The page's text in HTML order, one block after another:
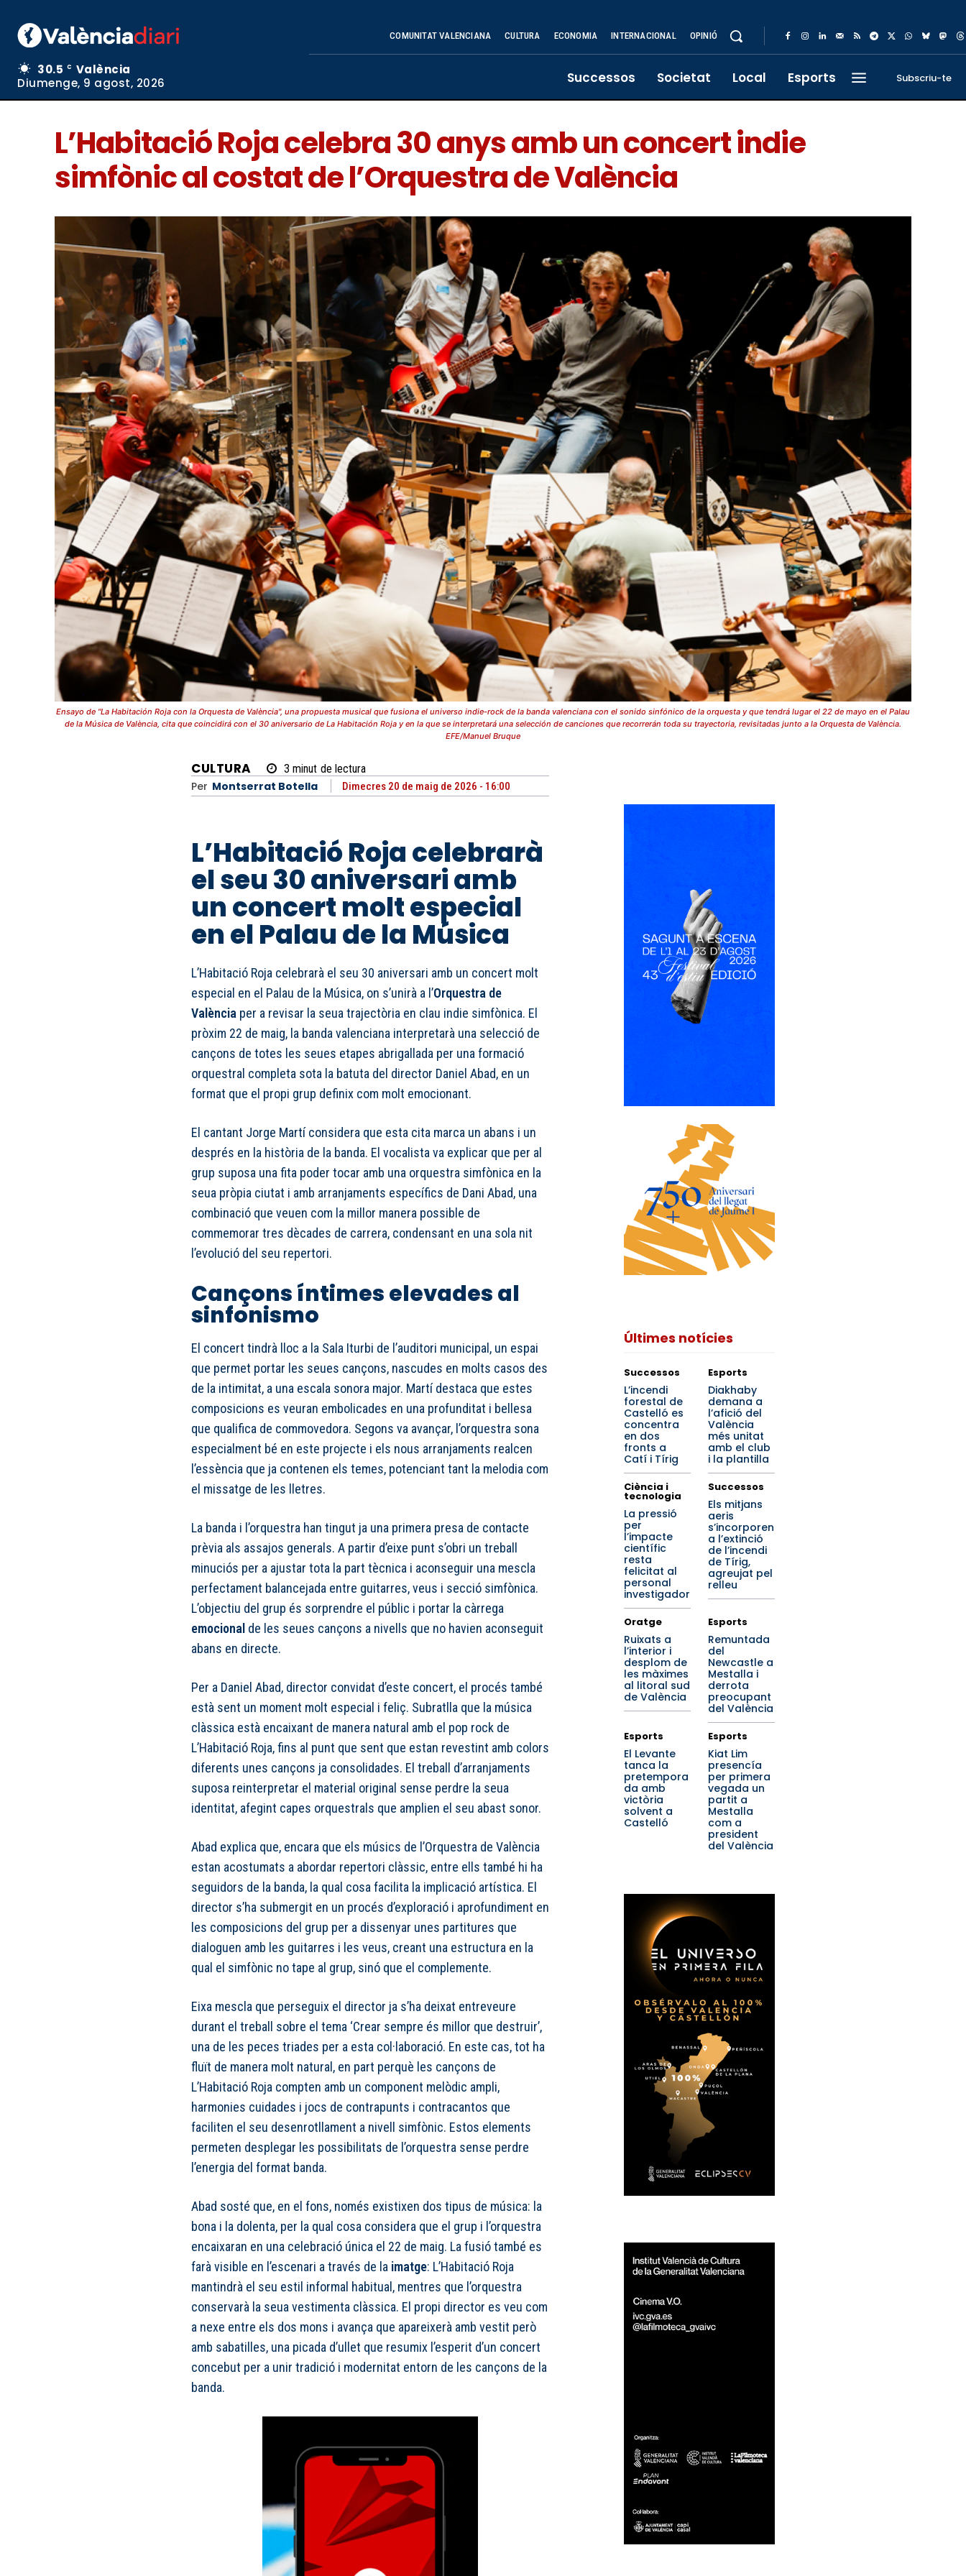
30.5 C
València
Diumenge, 9 agost, 2026
COMUNITAT VALENCIANA CULTURA ECONOMIA INTERNACIONAL OPINIÓ
Successos Societat Local Esports Subscriu-te
L’Habitació Roja celebra 30 anys amb un concert indie
simfònic al costat de l’Orquestra de València
Ensayo de "La Habitación Roja con la Orquesta de València", una propuesta musical que fusiona el universo indie-rock de la banda valenciana con el sonido sinfónico de la orquesta y que tendrá lugar el 22 de mayo en el Palau
de la Música de València, cita que coincidirá con el 30 aniversario de La Habitación Roja y en la que se interpretará una selección de canciones que recorrerán toda su trayectoria, revisitadas junto a la Orquesta de València.
EFE/Manuel Bruque
CULTURA 3 minut de lectura
Per Montserrat Botella Dimecres 20 de maig de 2026 - 16:00
L’Habitació Roja celebrarà
el seu 30 aniversari amb
un concert molt especial
en el Palau de la Música
L’Habitació Roja celebrarà el seu 30 aniversari amb un concert molt
especial en el Palau de la Música, on s’unirà a l’Orquestra de
València per a revisar la seua trajectòria en clau indie simfònica. El
pròxim 22 de maig, la banda valenciana interpretarà una selecció de
cançons de totes les seues etapes abrigallada per una formació
orquestral completa sota la batuta del director Daniel Abad, en un
format que el propi grup definix com molt emocionant.
El cantant Jorge Martí considera que esta cita marca un abans i un
després en la història de la banda. El vocalista va explicar que per al
grup suposa una fita poder tocar amb una orquestra simfònica en la
seua pròpia ciutat i amb arranjaments específics de Dani Abad, una
combinació que veuen com la millor manera possible de
commemorar tres dècades de carrera, condensant en una sola nit
l’evolució del seu repertori.
Cançons íntimes elevades al
sinfonismo
El concert tindrà lloc a la Sala Iturbi de l’auditori municipal, un espai
que permet portar les seues cançons, nascudes en molts casos des
de la intimitat, a una escala sonora major. Martí destaca que estes
composicions es veuran embolicades en una profunditat i bellesa
que qualifica de commovedora. Segons va avançar, l’orquestra sona
especialment bé en este projecte i els nous arranjaments realcen
l’essència que ja contenen els temes, potenciant tant la melodia com
el missatge de les lletres.
La banda i l’orquestra han tingut ja una primera presa de contacte
prèvia als assajos generals. A partir d’eixe punt s’obri un treball
minuciós per a ajustar tota la part tècnica i aconseguir una mescla
perfectament balancejada entre guitarres, veus i secció simfònica.
L’objectiu del grup és sorprendre el públic i portar la càrrega
emocional de les seues cançons a nivells que no havien aconseguit
abans en directe.
Per a Daniel Abad, director convidat d’este concert, el procés també
està sent un moment molt especial i feliç. Subratlla que la música
clàssica està encaixant de manera natural amb el pop rock de
L’Habitació Roja, fins al punt que sent que estan revestint amb colors
diferents unes cançons ja consolidades. El treball d’arranjaments
suposa reinterpretar el material original sense perdre la seua
identitat, afegint capes orquestrals que amplien el seu abast sonor.
Abad explica que, encara que els músics de l’Orquestra de València
estan acostumats a abordar repertori clàssic, entre ells també hi ha
seguidors de la banda, la qual cosa facilita la implicació artística. El
director s’ha submergit en un procés d’exploració i aprofundiment en
les composicions del grup per a dissenyar unes partitures que
dialoguen amb les guitarres i les veus, creant una estructura en la
qual el simfònic no tape al grup, sinó que el complemente.
Eixa mescla que perseguix el director ja s’ha deixat entreveure
durant el treball sobre el tema ‘Crear sempre és millor que destruir’,
una de les peces triades per a esta col·laboració. En este cas, tot ha
fluït de manera molt natural, en part perquè les cançons de
L’Habitació Roja compten amb un component melòdic ampli,
harmonies cuidades i jocs de contrapunts i contracantos que
faciliten el seu desenrotllament a nivell simfònic. Estos elements
permeten desplegar les possibilitats de l’orquestra sense perdre
l’energia del format banda.
Abad sosté que, en el fons, només existixen dos tipus de música: la
bona i la dolenta, per la qual cosa considera que el grup i l’orquestra
encaixaran en una celebració única el 22 de maig. La fusió també es
farà visible en l’escenari a través de la imatge: L’Habitació Roja
mantindrà el seu estil informal habitual, mentres que l’orquestra
conservarà la seua vestimenta clàssica. El propi director es veu com
a nexe entre els dos mons i avança que apareixerà amb vestit però
amb sabatilles, una picada d’ullet que resumix l’esperit d’un concert
concebut per a unir tradició i modernitat entorn de les cançons de la
banda.
Últimes notícies
Successos
L’incendi
forestal de
Castelló es
concentra
en dos
fronts a
Catí i Tírig
Esports
Diakhaby
demana a
l’afició del
València
més unitat
amb el club
i la plantilla
Ciència i
tecnologia
La pressió
per
l’impacte
científic
resta
felicitat al
personal
investigador
Successos
Els mitjans
aeris
s’incorporen
a l’extinció
de l’incendi
de Tírig,
agreujat pel
relleu
Oratge
Ruixats a
l’interior i
desplom de
les màximes
al litoral sud
de València
Esports
Remuntada
del
Newcastle a
Mestalla i
derrota
preocupant
del València
Esports
El Levante
tanca la
pretempora
da amb
victòria
solvent a
Castelló
Esports
Kiat Lim
presencía
per primera
vegada un
partit a
Mestalla
com a
president
del València